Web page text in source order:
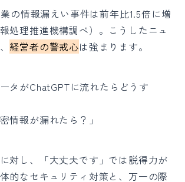
の情報漏えい事件は前年比1.5倍に増
処理推進機構調べ）。こうしたニュ
経営者の警戒心は強まります。
タがChatGPTに流れたらどうす
情報が漏れたら？」
対し、「大丈夫です」では説得力が
的なセキュリティ対策と、万一の際